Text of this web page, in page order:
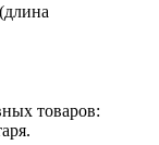
товаров: